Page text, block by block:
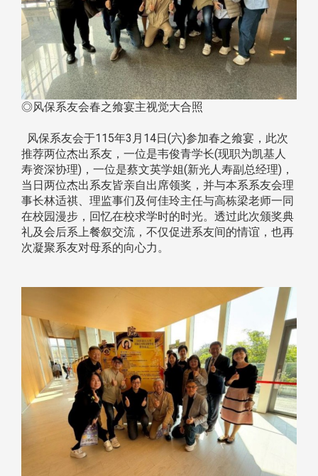
◎风保系友会春之飨宴主视觉大合照
风保系友会于115年3月14日(六)参加春之飨宴，此次
推荐两位杰出系友，一位是韦俊青学长(现职为凯基人
寿资深协理)，一位是蔡文英学姐(新光人寿副总经理)，
当日两位杰出系友皆亲自出席领奖，并与本系系友会理
事长林适祺、理监事们及何佳玲主任与高栋梁老师一同
在校园漫步，回忆在校求学时的时光。透过此次颁奖典
礼及会后系上餐叙交流，不仅促进系友间的情谊，也再
次凝聚系友对母系的向心力。